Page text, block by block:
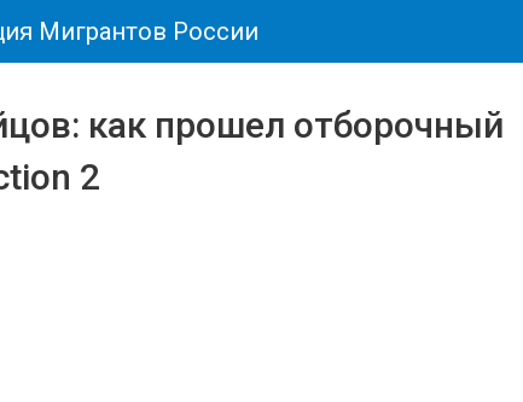
Мигрантов России
как прошел отборочный
2